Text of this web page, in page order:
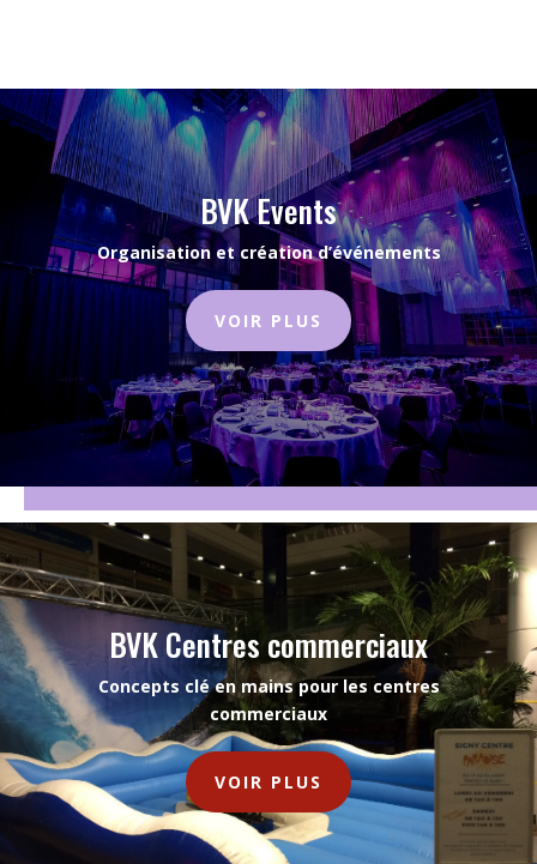
BVK Events
Organisation et création d’événements
VOIR PLUS
BVK Centres commerciaux
Concepts clé en mains pour les centres
commerciaux
VOIR PLUS